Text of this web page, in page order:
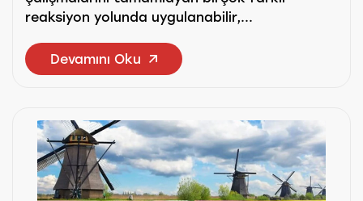
reaksiyon yolunda uygulanabilir,...
Devamını Oku